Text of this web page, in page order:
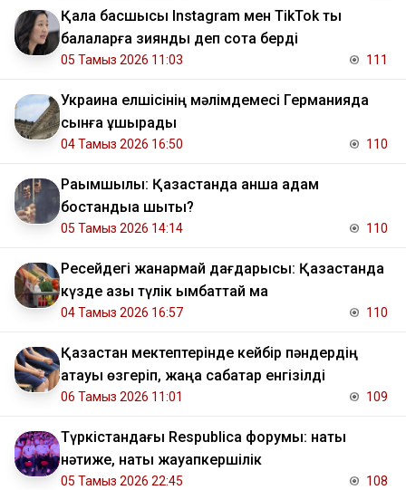
Қала басшысы Instagram мен TikTok ты
балаларға зиянды деп сотқа берді
05 Тамыз 2026 11:03 111
Украина елшісінің мәлімдемесі Германияда
сынға ұшырады
04 Тамыз 2026 16:50 110
Рақымшылық: Қазақстанда қанша адам
бостандыққа шықты?
05 Тамыз 2026 14:14 110
Ресейдегі жанармай дағдарысы: Қазақстанда
күзде азық түлік қымбаттай ма
04 Тамыз 2026 16:57 110
Қазақстан мектептерінде кейбір пәндердің
атауы өзгеріп, жаңа сабақтар енгізілді
06 Тамыз 2026 11:01 109
Түркістандағы Respublica форумы: нақты
нәтиже, нақты жауапкершілік
05 Тамыз 2026 22:45 108